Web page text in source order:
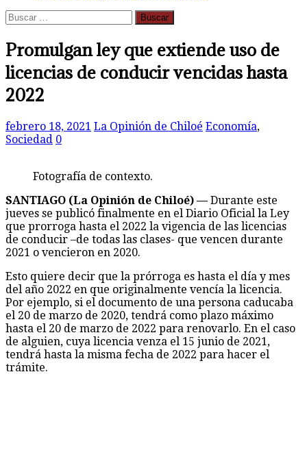
Buscar:
Promulgan ley que extiende uso de
licencias de conducir vencidas hasta
2022
febrero 18, 2021 La Opinión de Chiloé Economía,
Sociedad 0
Fotografía de contexto.
SANTIAGO (La Opinión de Chiloé) — Durante este
jueves se publicó finalmente en el Diario Oficial la Ley
que prorroga hasta el 2022 la vigencia de las licencias
de conducir –de todas las clases- que vencen durante
2021 o vencieron en 2020.
Esto quiere decir que la prórroga es hasta el día y mes
del año 2022 en que originalmente vencía la licencia.
Por ejemplo, si el documento de una persona caducaba
el 20 de marzo de 2020, tendrá como plazo máximo
hasta el 20 de marzo de 2022 para renovarlo. En el caso
de alguien, cuya licencia venza el 15 junio de 2021,
tendrá hasta la misma fecha de 2022 para hacer el
trámite.